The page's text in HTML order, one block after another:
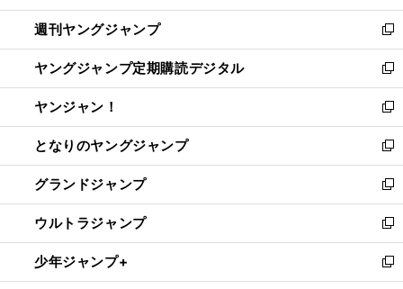
開
く
ウ
で
開
く
ン
ド
ウ
で
開
く
ウ
ィ
ン
ド
ウ
で
開
く
週刊ヤングジャンプ
新
し
い
ウ
ィ
ン
ド
ウ
で
開
く
ヤングジャンプ定期購読デジタル
新
し
い
ウ
ィ
ン
ド
ウ
で
開
く
ヤンジャン！
新
し
い
ウ
ィ
ン
ド
ウ
で
開
となりのヤングジャンプ
新
し
い
ウ
ィ
ン
ド
ウ
グランドジャンプ
新
し
い
ウ
ィ
ン
ウルトラジャンプ
新
し
い
ウ
少年ジャンプ+
新
し